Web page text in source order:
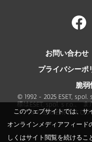
お問い合わせ
プライバシーポ
脆
© 1992 - 2025 ESET,
標はESET, spol. s r.o.、
す。その他の名称および
このウェブサイトでは、サ
オンラインメディアフィード
しくはサイト閲覧を続ける